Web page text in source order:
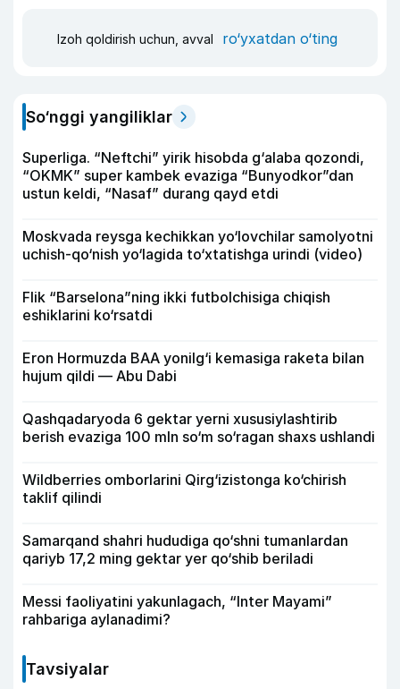
Izoh qoldirish uchun, avval ro‘yxatdan o‘ting
So‘nggi yangiliklar
Superliga. “Neftchi” yirik hisobda g‘alaba qozondi,
“OKMK” super kambek evaziga “Bunyodkor”dan
ustun keldi, “Nasaf” durang qayd etdi
Moskvada reysga kechikkan yo‘lovchilar samolyotni
uchish-qo‘nish yo‘lagida to‘xtatishga urindi (video)
Flik “Barselona”ning ikki futbolchisiga chiqish
eshiklarini ko‘rsatdi
Eron Hormuzda BAA yonilg‘i kemasiga raketa bilan
hujum qildi — Abu Dabi
Qashqadaryoda 6 gektar yerni xususiylashtirib
berish evaziga 100 mln so‘m so‘ragan shaxs ushlandi
Wildberries omborlarini Qirg‘izistonga ko‘chirish
taklif qilindi
Samarqand shahri hududiga qo‘shni tumanlardan
qariyb 17,2 ming gektar yer qo‘shib beriladi
Messi faoliyatini yakunlagach, “Inter Mayami”
rahbariga aylanadimi?
Tavsiyalar